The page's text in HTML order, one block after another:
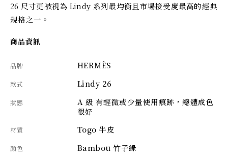
26 尺寸更被視為 Lindy 系列最均衡且市場接受度最高的經典
規格之一。
商品資訊
品牌 HERMÈS
款式 Lindy 26
狀態
A 級 有輕微或少量使用痕跡，總體成色
很好
材質 Togo 牛皮
顏色 Bambou 竹子綠